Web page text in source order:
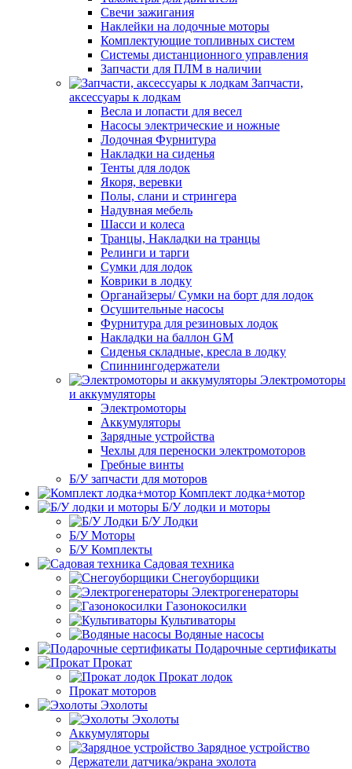
Свечи зажигания
Наклейки на лодочные моторы
Комплектующие топливных систем
Системы дистанционного управления
Запчасти для ПЛМ в наличии
Запчасти,
аксессуары к лодкам
Весла и лопасти для весел
Насосы электрические и ножные
Лодочная Фурнитура
Накладки на сиденья
Тенты для лодок
Якоря, веревки
Полы, слани и стрингера
Надувная мебель
Шасси и колеса
Транцы, Накладки на транцы
Релинги и тарги
Сумки для лодок
Коврики в лодку
Органайзеры/ Сумки на борт для лодок
Осушительные насосы
Фурнитура для резиновых лодок
Накладки на баллон GM
Сиденья складные, кресла в лодку
Спиннингодержатели
Электромоторы
и аккумуляторы
Электромоторы
Аккумуляторы
Зарядные устройства
Чехлы для переноски электромоторов
Гребные винты
Б/У запчасти для моторов
Комплект лодка+мотор
Б/У лодки и моторы
Б/У Лодки
Б/У Моторы
Б/У Комплекты
Садовая техника
Снегоуборщики
Электрогенераторы
Газонокосилки
Культиваторы
Водяные насосы
Подарочные сертификаты
Прокат
Прокат лодок
Прокат моторов
Эхолоты
Эхолоты
Аккумуляторы
Зарядное устройство
Держатели датчика/экрана эхолота